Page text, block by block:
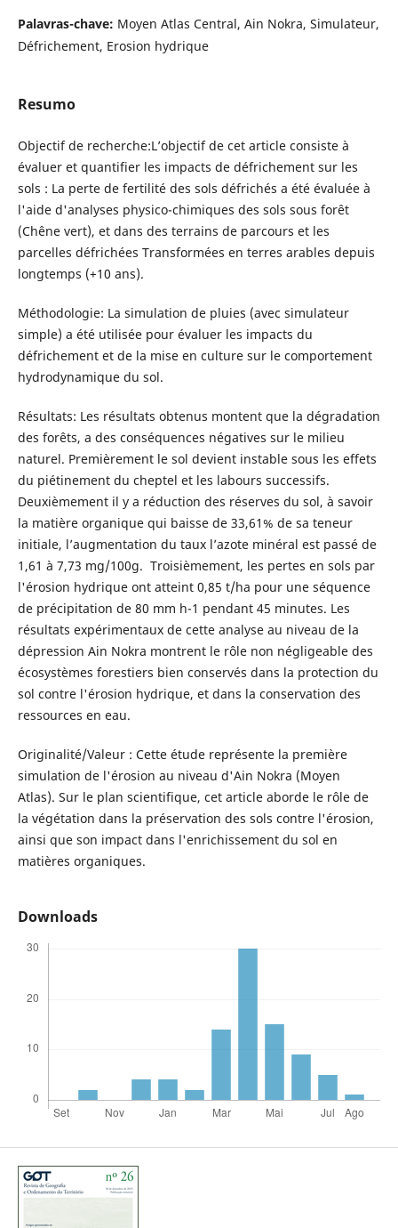
Palavras-chave: Moyen Atlas Central, Ain Nokra, Simulateur,
Défrichement, Erosion hydrique
Resumo
Objectif de recherche:L’objectif de cet article consiste à
évaluer et quantifier les impacts de défrichement sur les
sols : La perte de fertilité des sols défrichés a été évaluée à
l'aide d'analyses physico-chimiques des sols sous forêt
(Chêne vert), et dans des terrains de parcours et les
parcelles défrichées Transformées en terres arables depuis
longtemps (+10 ans).
Méthodologie: La simulation de pluies (avec simulateur
simple) a été utilisée pour évaluer les impacts du
défrichement et de la mise en culture sur le comportement
hydrodynamique du sol.
Résultats: Les résultats obtenus montent que la dégradation
des forêts, a des conséquences négatives sur le milieu
naturel. Premièrement le sol devient instable sous les effets
du piétinement du cheptel et les labours successifs.
Deuxièmement il y a réduction des réserves du sol, à savoir
la matière organique qui baisse de 33,61% de sa teneur
initiale, l’augmentation du taux l’azote minéral est passé de
1,61 à 7,73 mg/100g. Troisièmement, les pertes en sols par
l'érosion hydrique ont atteint 0,85 t/ha pour une séquence
de précipitation de 80 mm h-1 pendant 45 minutes. Les
résultats expérimentaux de cette analyse au niveau de la
dépression Ain Nokra montrent le rôle non négligeable des
écosystèmes forestiers bien conservés dans la protection du
sol contre l'érosion hydrique, et dans la conservation des
ressources en eau.
Originalité/Valeur : Cette étude représente la première
simulation de l'érosion au niveau d'Ain Nokra (Moyen
Atlas). Sur le plan scientifique, cet article aborde le rôle de
la végétation dans la préservation des sols contre l'érosion,
ainsi que son impact dans l'enrichissement du sol en
matières organiques.
Downloads